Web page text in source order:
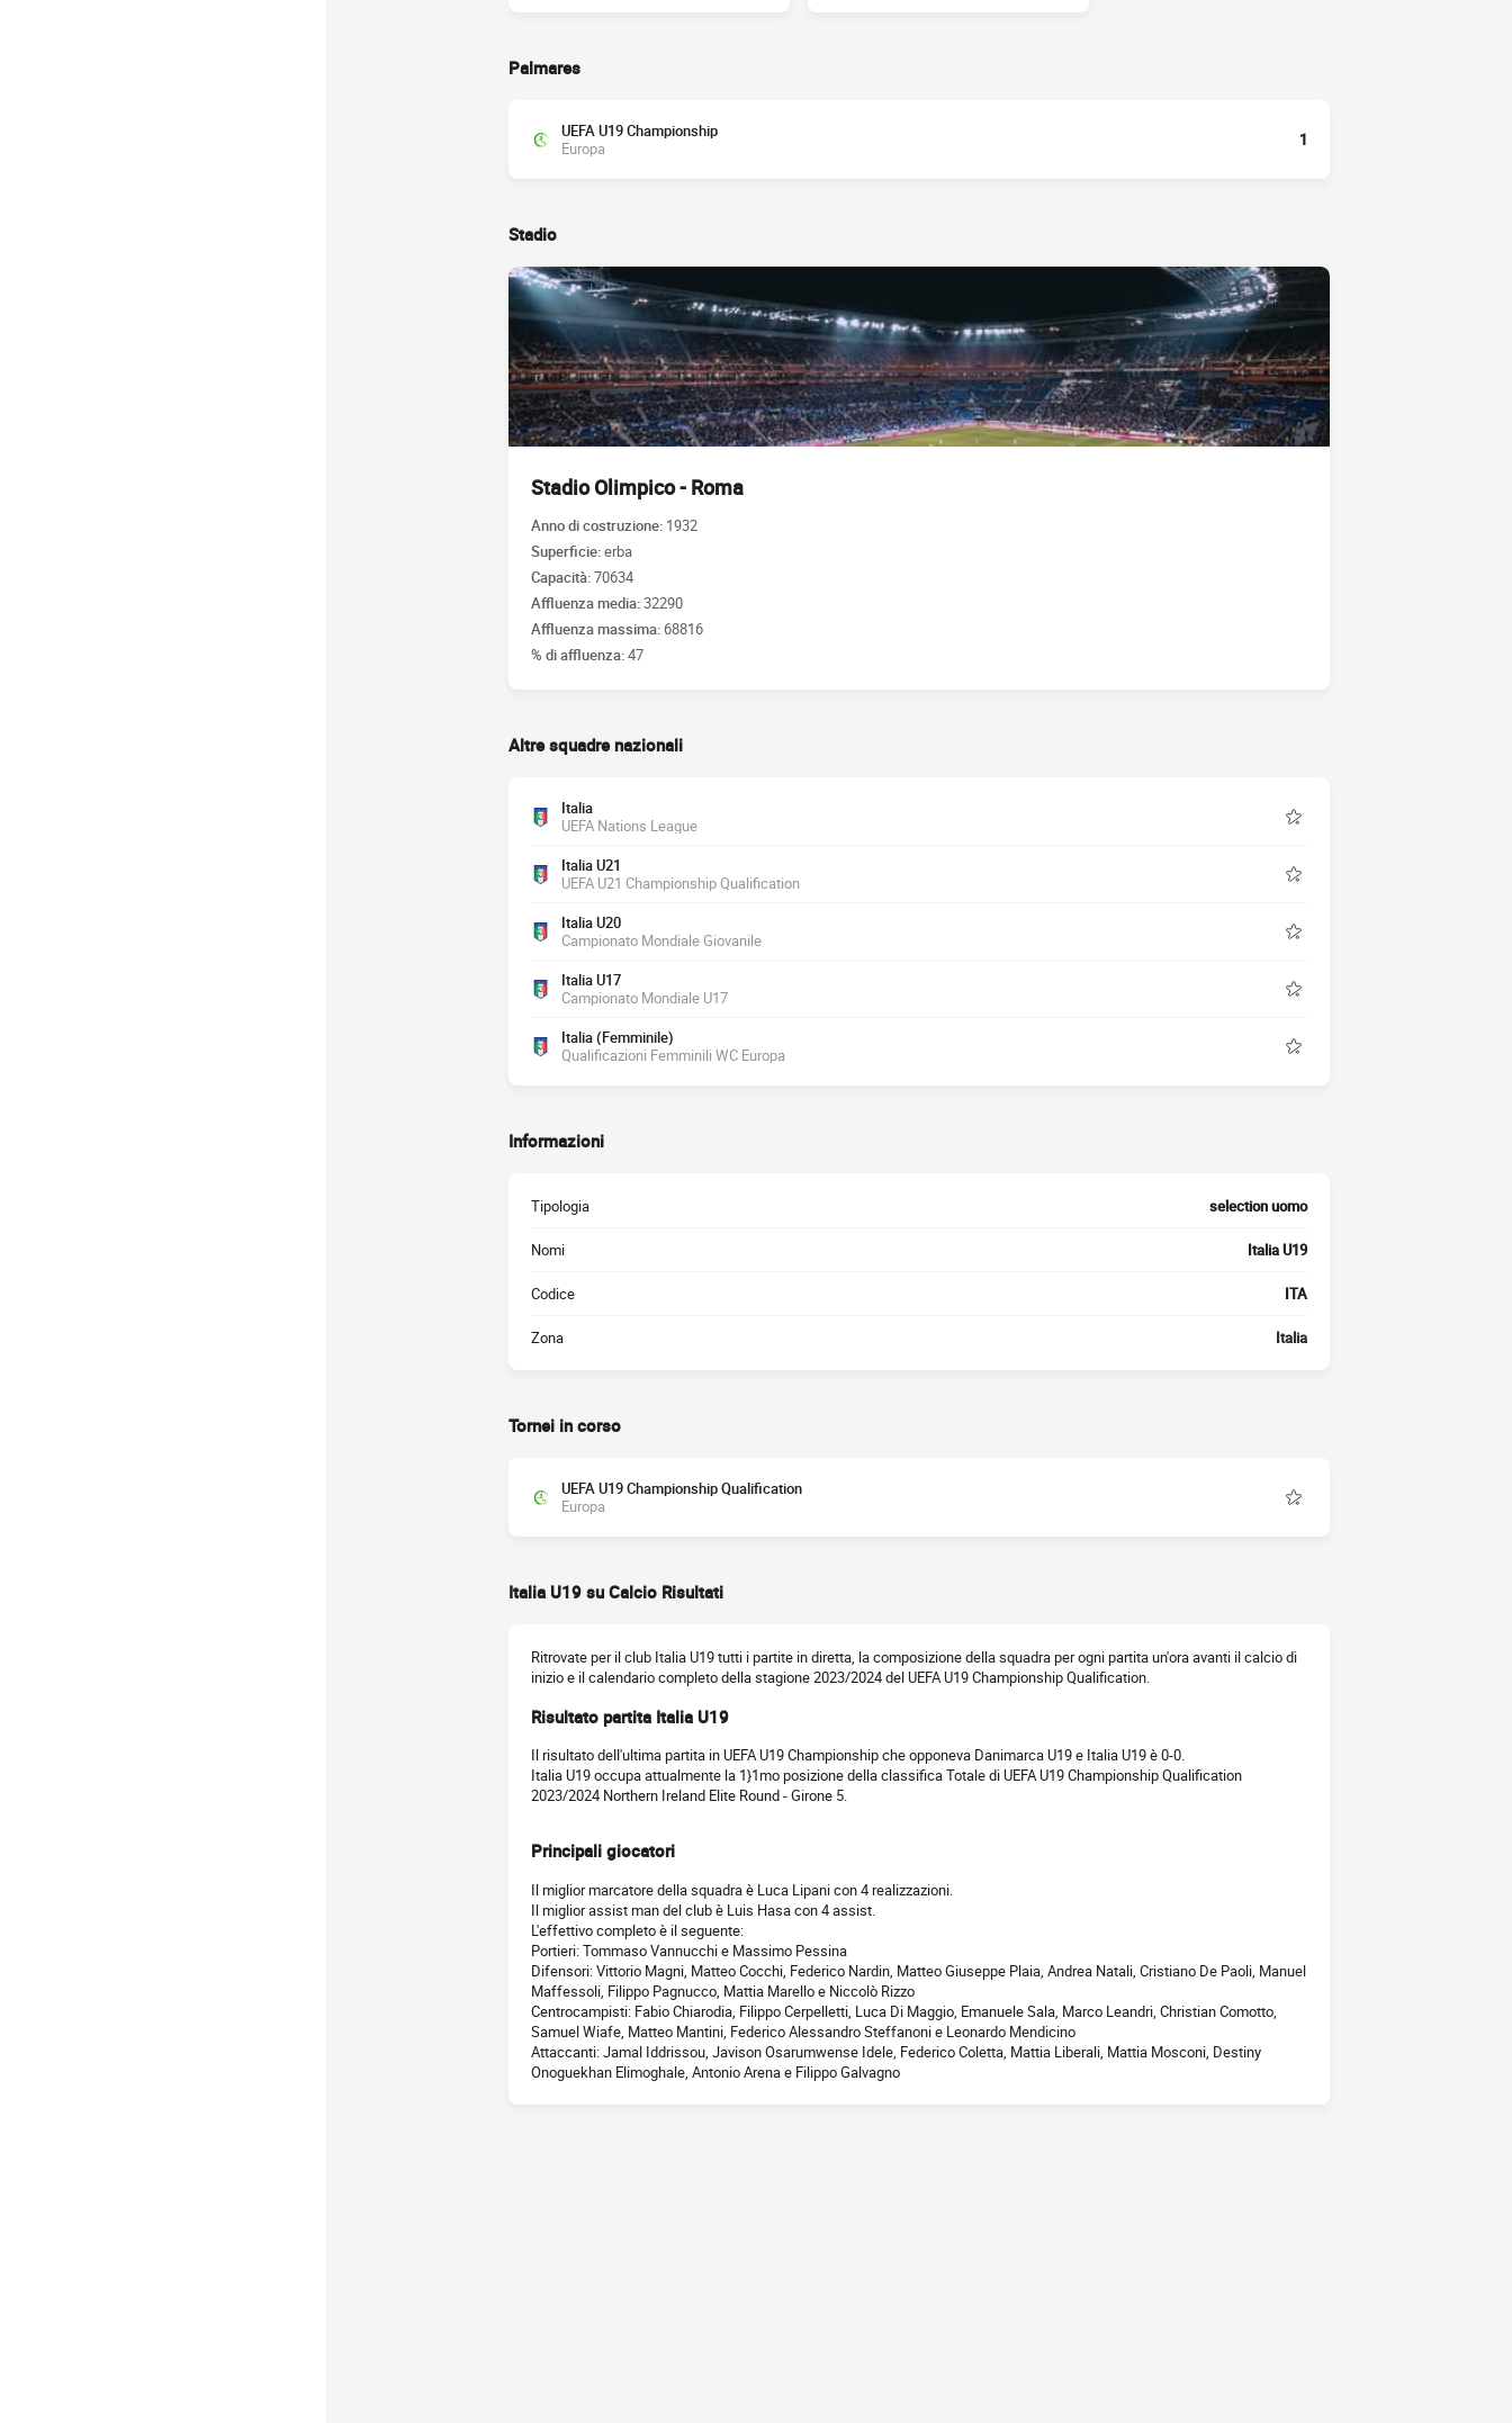
Palmares
UEFA U19 Championship
Europa
1
Stadio
Stadio Olimpico - Roma
Anno di costruzione: 1932
Superficie:erba
Capacità:70634
Affluenza media:32290
Affluenza massima:68816
% di affluenza:47
Altre squadre nazionali
Italia
UEFA Nations League
Italia U21
UEFA U21 Championship Qualification
Italia U20
Campionato Mondiale Giovanile
Italia U17
Campionato Mondiale U17
Italia (Femminile)
Qualificazioni Femminili WC Europa
Informazioni
Tipologia selection uomo
Nomi Italia U19
Codice ITA
Zona Italia
Tornei in corso
UEFA U19 Championship Qualification
Europa
Italia U19 su Calcio Risultati
Ritrovate per il club Italia U19 tutti i partite in diretta, la composizione della squadra per ogni partita un'ora avanti il calcio di
inizio e il calendario completo della stagione 2023/2024 del UEFA U19 Championship Qualification.
Risultato partita Italia U19
Il risultato dell'ultima partita in UEFA U19 Championship che opponeva Danimarca U19 e Italia U19 è 0-0.
Italia U19 occupa attualmente la 1}1mo posizione della classifica Totale di UEFA U19 Championship Qualification
2023/2024 Northern Ireland Elite Round - Girone 5.
Principali giocatori
Il miglior marcatore della squadra è Luca Lipani con 4 realizzazioni.
Il miglior assist man del club è Luis Hasa con 4 assist.
L'effettivo completo è il seguente:
Portieri: Tommaso Vannucchi e Massimo Pessina
Difensori: Vittorio Magni, Matteo Cocchi, Federico Nardin, Matteo Giuseppe Plaia, Andrea Natali, Cristiano De Paoli, Manuel
Maffessoli, Filippo Pagnucco, Mattia Marello e Niccolò Rizzo
Centrocampisti: Fabio Chiarodia, Filippo Cerpelletti, Luca Di Maggio, Emanuele Sala, Marco Leandri, Christian Comotto,
Samuel Wiafe, Matteo Mantini, Federico Alessandro Steffanoni e Leonardo Mendicino
Attaccanti: Jamal Iddrissou, Javison Osarumwense Idele, Federico Coletta, Mattia Liberali, Mattia Mosconi, Destiny
Onoguekhan Elimoghale, Antonio Arena e Filippo Galvagno